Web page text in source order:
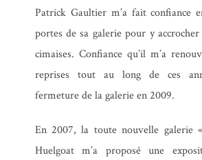
Miettes
Olivier Cousin,
Patrick Gaultier m’a fait confiance
portes de sa galerie pour y
cimaises. Confiance qu’il m’a
reprises tout au long de ces
fermeture de la galerie en 2009.
En 2007, la toute nouvelle galerie
Huelgoat m’a proposé une